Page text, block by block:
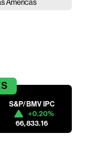
Américas
S&P/BMV IPC
+0.20%
66,833.16